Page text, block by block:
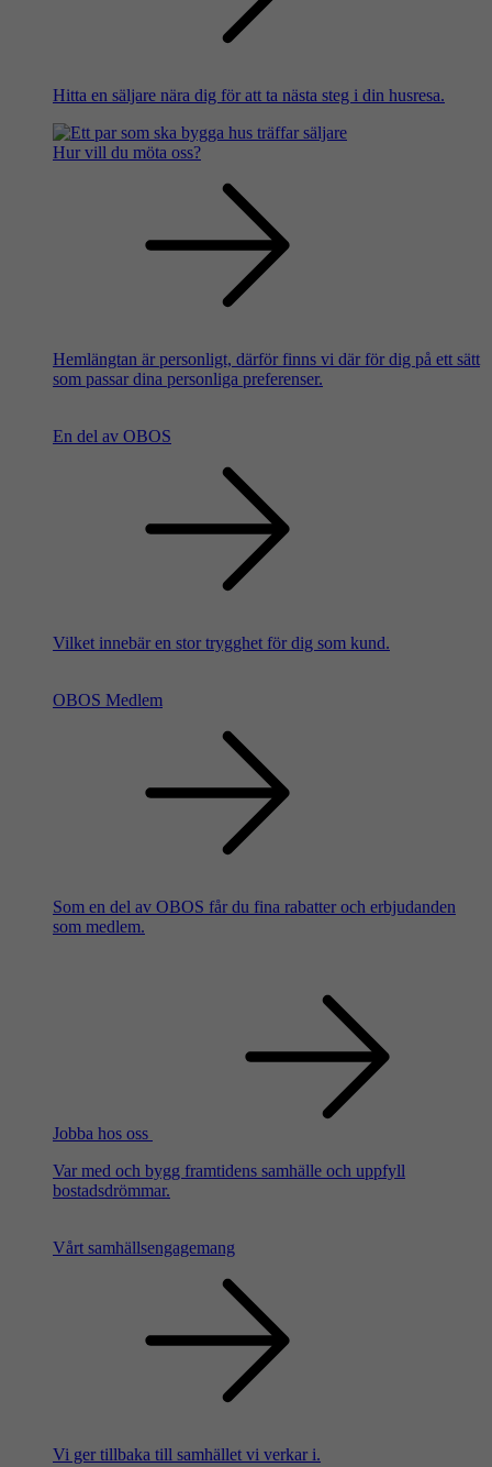
Hitta en säljare nära dig för att ta nästa steg i din husresa.
Hur vill du möta oss?
Hemlängtan är personligt, därför finns vi där för dig på ett sätt
som passar dina personliga preferenser.
En del av OBOS
Vilket innebär en stor trygghet för dig som kund.
OBOS Medlem
Som en del av OBOS får du fina rabatter och erbjudanden
som medlem.
Jobba hos oss
Var med och bygg framtidens samhälle och uppfyll
bostadsdrömmar.
Vårt samhällsengagemang
Vi ger tillbaka till samhället vi verkar i.